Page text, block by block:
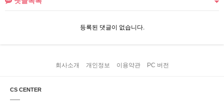
등록된 댓글이 없습니다.
회사소개 개인정보 이용약관 PC 버전
CS CENTER